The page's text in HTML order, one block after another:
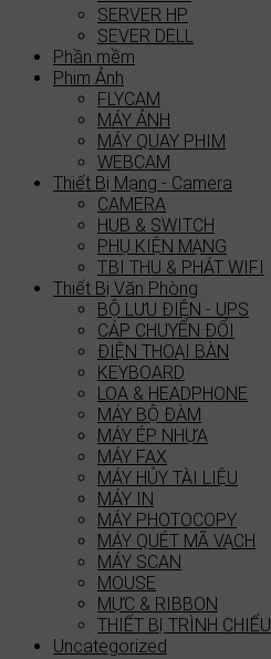
SERVER HP
SEVER DELL
Phần mềm
Phim Ảnh
FLYCAM
MÁY ẢNH
MÁY QUAY PHIM
WEBCAM
Thiết Bị Mạng - Camera
CAMERA
HUB & SWITCH
PHỤ KIỆN MẠNG
T.BI THU & PHÁT WIFI
Thiết Bị Văn Phòng
BỘ LƯU ĐIỆN - UPS
CÁP CHUYỂN ĐỔI
ĐIỆN THOẠI BÀN
KEYBOARD
LOA & HEADPHONE
MÁY BỘ ĐÀM
MÁY ÉP NHỰA
MÁY FAX
MÁY HỦY TÀI LIỆU
MÁY IN
MÁY PHOTOCOPY
MÁY QUÉT MÃ VẠCH
MÁY SCAN
MOUSE
MỰC & RIBBON
THIẾT BỊ TRÌNH CHIẾU
Uncategorized